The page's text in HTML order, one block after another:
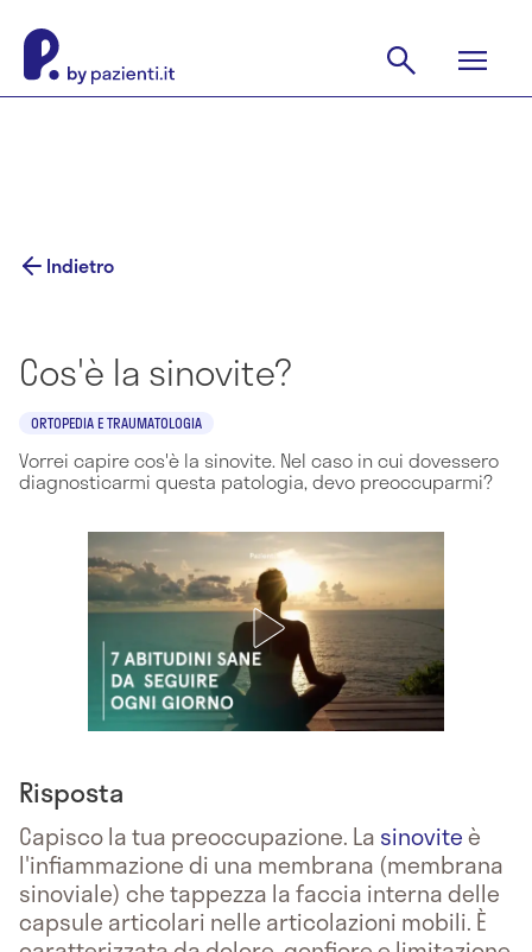
Indietro
Cos'è la sinovite?
ORTOPEDIA E TRAUMATOLOGIA
Vorrei capire cos'è la sinovite. Nel caso in cui dovessero
diagnosticarmi questa patologia, devo preoccuparmi?
Risposta
Capisco la tua preoccupazione. La sinoviteè
l'infiammazione di una membrana (membrana
sinoviale) che tappezza la faccia interna delle
capsule articolari nelle articolazioni mobili. È